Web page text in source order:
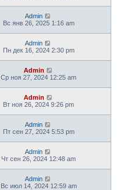
Admin
Вс янв 26, 2025 1:16 am
Admin
Пн дек 16, 2024 2:30 pm
Admin
Ср ноя 27, 2024 12:25 am
Admin
Вт ноя 26, 2024 9:26 pm
Admin
Пт сен 27, 2024 5:53 pm
Admin
Чт сен 26, 2024 12:48 am
Admin
Вс июл 14, 2024 12:59 am